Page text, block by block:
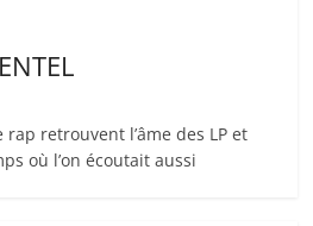
retrouvent l’âme des LP et
où l’on écoutait aussi